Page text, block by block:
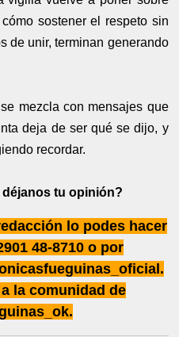
sostener el respeto sin
de unir, terminan generando
mezcla con mensajes que
deja de ser qué se dijo, y
recordar.
tu opinión?
lo podes hacer
48-8710 o por
la comunidad de